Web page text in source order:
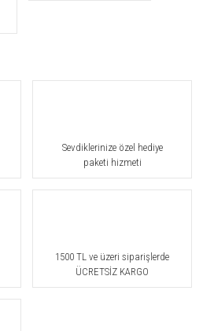
Sevdiklerinize özel hediye
paketi hizmeti
1500 TL ve üzeri siparişlerde
ÜCRETSİZ KARGO